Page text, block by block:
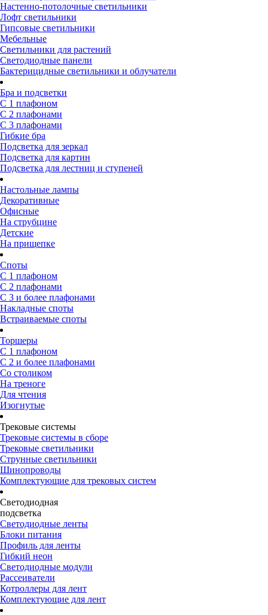
Настенно-потолочные светильники
Лофт светильники
Гипсовые светильники
Мебельные
Светильники для растений
Светодиодные панели
Бактерицидные светильники и облучатели
Бра и подсветки
С 1 плафоном
С 2 плафонами
С 3 плафонами
Гибкие бра
Подсветка для зеркал
Подсветка для картин
Подсветка для лестниц и ступеней
Настольные лампы
Декоративные
Офисные
На струбцине
Детские
На прищепке
Споты
С 1 плафоном
С 2 плафонами
С 3 и более плафонами
Накладные споты
Встраиваемые споты
Торшеры
С 1 плафоном
С 2 и более плафонами
Со столиком
На треноге
Для чтения
Изогнутые
Трековые системы
Трековые системы в сборе
Трековые светильники
Струнные светильники
Шинопроводы
Комплектующие для трековых систем
Светодиодная
подсветка
Светодиодные ленты
Блоки питания
Профиль для ленты
Гибкий неон
Светодиодные модули
Рассеиватели
Котроллеры для лент
Комплектующие для лент